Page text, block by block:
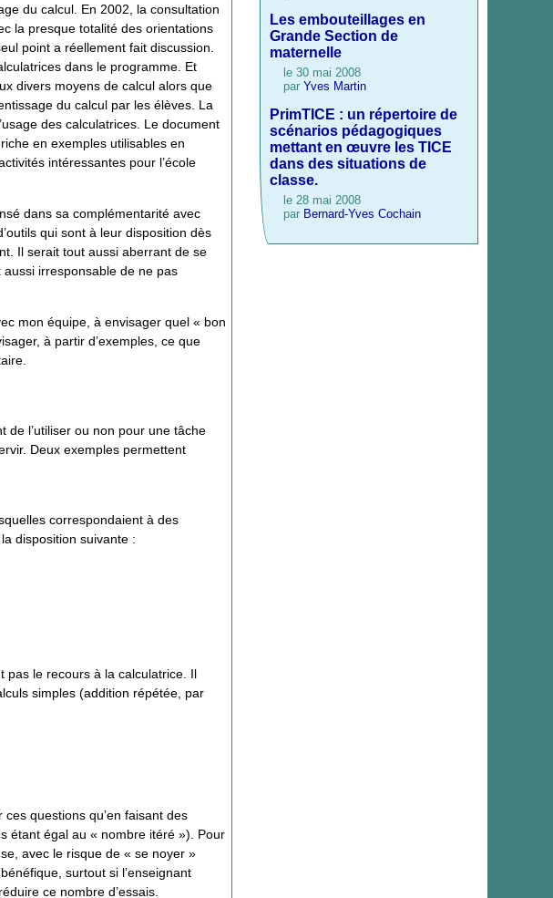
du calcul. En 2002, la consultation
la presque totalité des orientations
point a réellement fait discussion.
dans le programme. Et
divers moyens de calcul alors que
du calcul par les élèves. La
des calculatrices. Le document
en exemples utilisables en
intéressantes pour l’école
dans sa complémentarité avec
qui sont à leur disposition dès
Il serait tout aussi aberrant de se
irresponsable de ne pas
mon équipe, à envisager quel « bon
à partir d’exemples, ce que
de l’utiliser ou non pour une tâche
Deux exemples permettent
correspondaient à des
disposition suivante :
pas le recours à la calculatrice. Il
simples (addition répétée, par
questions qu’en faisant des
étant égal au « nombre itéré »). Pour
avec le risque de « se noyer »
surtout si l’enseignant
ce nombre d’essais.
Les embouteillages en
Grande Section de
maternelle
le 30 mai 2008
par Yves Martin
PrimTICE : un répertoire de
scénarios pédagogiques
mettant en œuvre les TICE
dans des situations de
classe.
le 28 mai 2008
par Bernard-Yves Cochain